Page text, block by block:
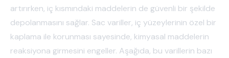
artırırken, iç kısmındaki maddelerin de güvenli bir şekilde
depolanmasını sağlar. Sac variller, iç yüzeylerinin özel bir
kaplama ile korunması sayesinde, kimyasal maddelerin
reaksiyona girmesini engeller. Aşağıda, bu varillerin bazı